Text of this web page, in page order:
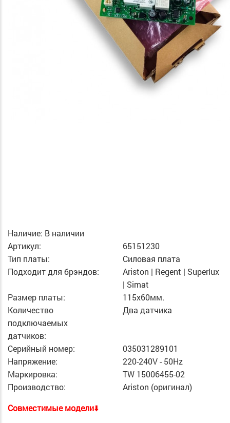
Наличие: В наличии
Артикул:
65151230
Тип платы:
Силовая плата
Подходит для брэндов:
Ariston | Regent | Superlux
| Simat
Размер платы:
115х60мм.
Количество
подключаемых
датчиков:
Два датчика
Серийный номер:
035031289101
Напряжение:
220-240V - 50Hz
Маркировка:
TW 15006455-02
Производство:
Ariston (оригинал)
Cовместимые модели⬇️